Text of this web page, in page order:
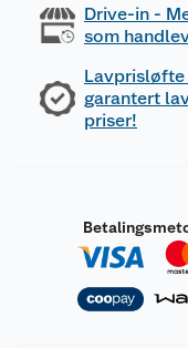
Drive-in -
som
Lavprisløfte
garantert
priser!